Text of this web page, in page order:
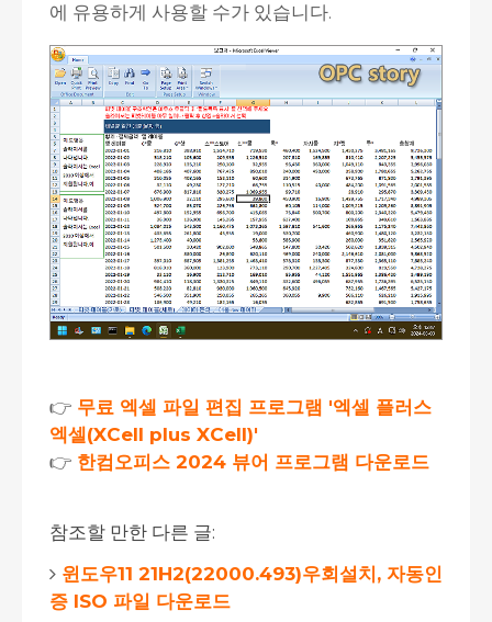
에 유용하게 사용할 수가 있습니다.
👉 무료 엑셀 파일 편집 프로그램 '엑셀 플러스
엑셀(XCell plus XCell)'
👉 한컴오피스 2024 뷰어 프로그램 다운로드
참조할 만한 다른 글:
윈도우11 21H2(22000.493)우회설치, 자동인
증 ISO 파일 다운로드